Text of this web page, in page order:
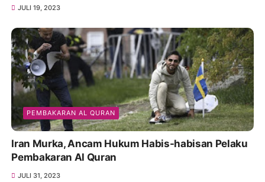
JULI 19, 2023
PEMBAKARAN AL QURAN
Iran Murka, Ancam Hukum Habis-habisan Pelaku
Pembakaran Al Quran
JULI 31, 2023